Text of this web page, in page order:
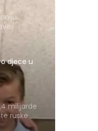
djece u
milijarde
ruske